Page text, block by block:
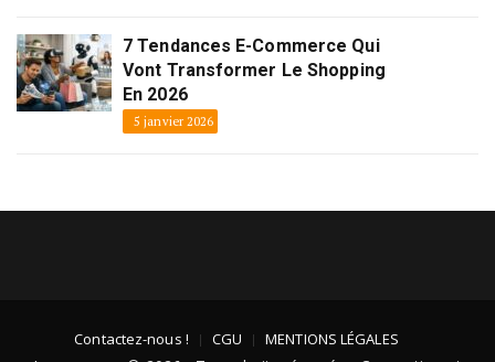
7 Tendances E-Commerce Qui
Vont Transformer Le Shopping
En 2026
5 janvier 2026
Contactez-nous ! CGU MENTIONS LÉGALES